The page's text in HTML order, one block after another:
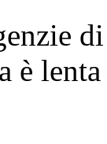
è lenta